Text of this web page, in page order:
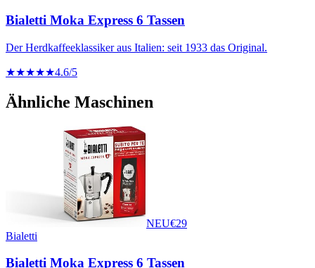
Bialetti Moka Express 6 Tassen
Der Herdkaffeeklassiker aus Italien: seit 1933 das Original.
★★★★★4.6/5
Ähnliche Maschinen
NEU€29
Bialetti
Bialetti Moka Express 6 Tassen